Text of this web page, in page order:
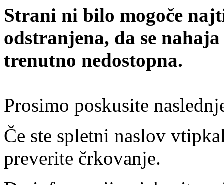
Strani ni bilo mogoče
odstranjena, da se
trenutno nedostopna.
Prosimo poskusite
Če ste spletni naslov
preverite črkovanje.